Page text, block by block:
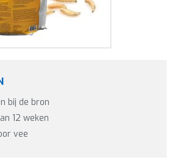
en biocides veilig.
het etiket en de
bij de bron
12 weken
vee